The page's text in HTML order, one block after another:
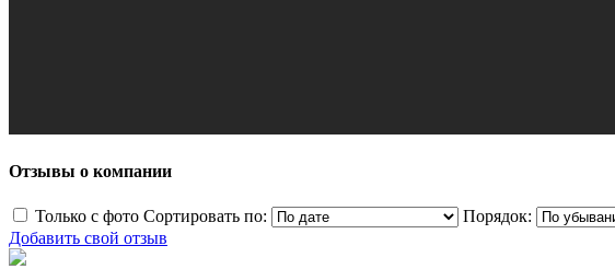
Отзывы о компании
Только с фото Сортировать по:
Порядок:
Добавить свой отзыв